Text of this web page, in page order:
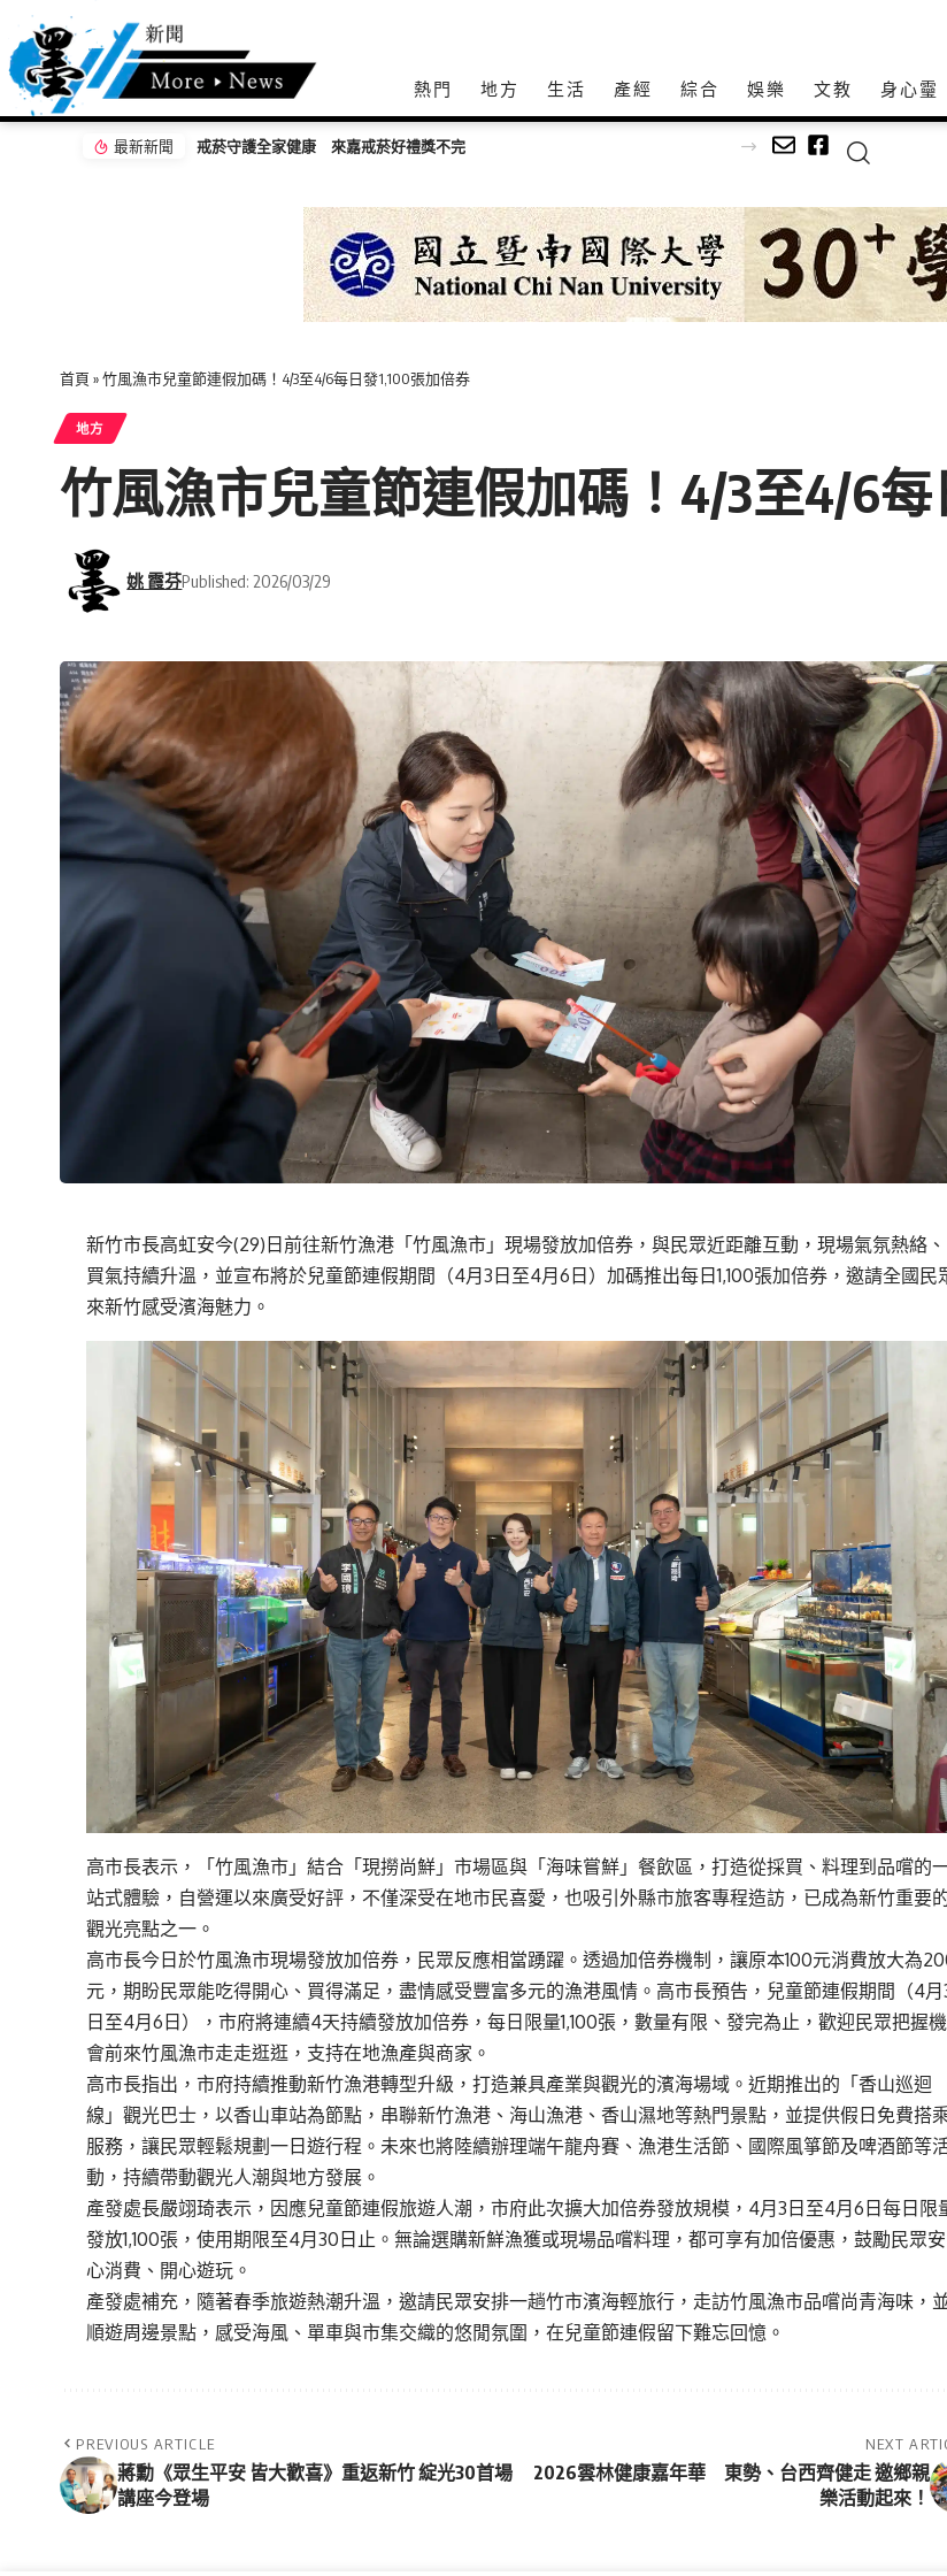
熱門 地方 生活 產經 綜合 娛樂 文教 身心𩆜
最新新聞 2026王功漁火節88節連二天 祈福嘉年華千人烤蚵首先登場
首頁 »竹風漁市兒童節連假加碼！4/3至4/6每日發1,100張加倍券
地方
竹風漁市兒童節連假加碼！4/3至4/6每
姚 霞芬Published: 2026/03/29
新竹市長高虹安今(29)日前往新竹漁港「竹風漁市」現場發放加倍券，與民眾近距離互動，現場氣氛熱絡、
買氣持續升溫，並宣布將於兒童節連假期間（4月3日至4月6日）加碼推出每日1,100張加倍券，邀請全國民
來新竹感受濱海魅力。
高市長表示，「竹風漁市」結合「現撈尚鮮」市場區與「海味嘗鮮」餐飲區，打造從採買、料理到品嚐的
站式體驗，自營運以來廣受好評，不僅深受在地市民喜愛，也吸引外縣市旅客專程造訪，已成為新竹重要
觀光亮點之一。
高市長今日於竹風漁市現場發放加倍券，民眾反應相當踴躍。透過加倍券機制，讓原本100元消費放大為
元，期盼民眾能吃得開心、買得滿足，盡情感受豐富多元的漁港風情。高市長預告，兒童節連假期間（4月
日至4月6日），市府將連續4天持續發放加倍券，每日限量1,100張，數量有限、發完為止，歡迎民眾把握機
會前來竹風漁市走走逛逛，支持在地漁產與商家。
高市長指出，市府持續推動新竹漁港轉型升級，打造兼具產業與觀光的濱海場域。近期推出的「香山巡迴
線」觀光巴士，以香山車站為節點，串聯新竹漁港、海山漁港、香山濕地等熱門景點，並提供假日免費搭
服務，讓民眾輕鬆規劃一日遊行程。未來也將陸續辦理端午龍舟賽、漁港生活節、國際風箏節及啤酒節等
動，持續帶動觀光人潮與地方發展。
產發處長嚴翊琦表示，因應兒童節連假旅遊人潮，市府此次擴大加倍券發放規模，4月3日至4月6日每日限
發放1,100張，使用期限至4月30日止。無論選購新鮮漁獲或現場品嚐料理，都可享有加倍優惠，鼓勵民眾安
心消費、開心遊玩。
產發處補充，隨著春季旅遊熱潮升溫，邀請民眾安排一趟竹市濱海輕旅行，走訪竹風漁市品嚐尚青海味，
順遊周邊景點，感受海風、單車與市集交織的悠閒氛圍，在兒童節連假留下難忘回憶。
PREVIOUS ARTICLE
蔣勳《眾生平安 皆大歡喜》重返新竹 綻光30首場
講座今登場
NEXT
2026雲林健康嘉年華 東勢、台西齊健走 邀鄉親
樂活動起來！